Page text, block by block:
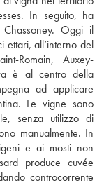
In seguito, ha
Oggi il
ettari, all’interno del
Romain, Auxey-
è al centro della
ad applicare
Le vigne sono
senza utilizzo di
manualmente. In
e ai mosti non
produce cuvée
controcorrente